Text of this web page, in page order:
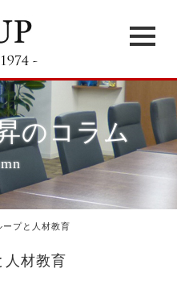
のコラム
プと人材教育
人材教育